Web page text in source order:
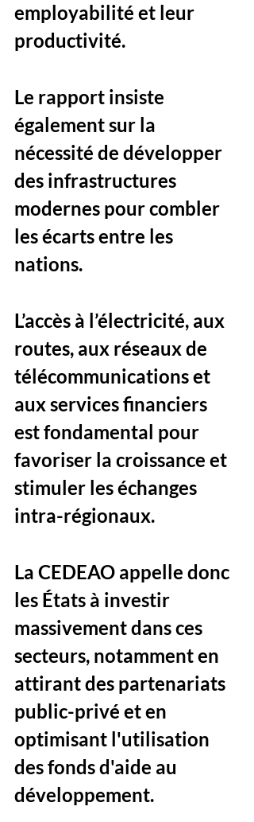
employabilité et leur
productivité.
Le rapport insiste
également sur la
nécessité de développer
des infrastructures
modernes pour combler
les écarts entre les
nations.
L’accès à l’électricité, aux
routes, aux réseaux de
télécommunications et
aux services financiers
est fondamental pour
favoriser la croissance et
stimuler les échanges
intra-régionaux.
La CEDEAO appelle donc
les États à investir
massivement dans ces
secteurs, notamment en
attirant des partenariats
public-privé et en
optimisant l'utilisation
des fonds d'aide au
développement.